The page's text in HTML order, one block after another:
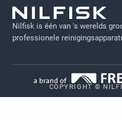
GDPR
Juridische verklaring
Vulnerability Disclosure Policy
Nilfisk is één van 's werelds
professionele
COPYRIGHT ©